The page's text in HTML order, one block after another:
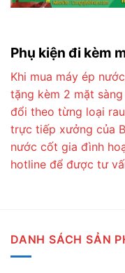
Phụ kiện đi kèm
Khi mua máy ép
tặng kèm 2 mặt
đổi theo từng loại
trực tiếp xưởng của
nước cốt gia đình
hotline để được tư
DANH SÁCH SẢN